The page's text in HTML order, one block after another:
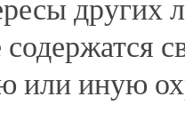
других
или иную